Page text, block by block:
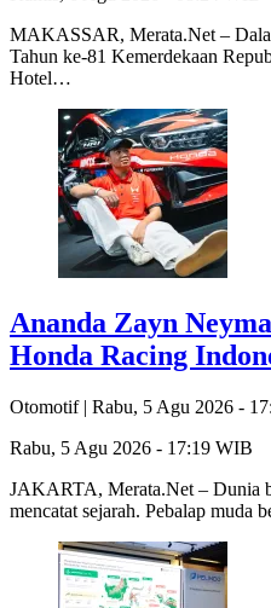
MAKASSAR, Merata.Net –
Tahun ke-81 Kemerdekaan
Hotel…
Ananda Zayn
Honda Racing
Otomotif | Rabu, 5 Agu 2026 -
Rabu, 5 Agu 2026 - 17:19 WIB
JAKARTA, Merata.Net – Dunia
mencatat sejarah. Pebalap muda